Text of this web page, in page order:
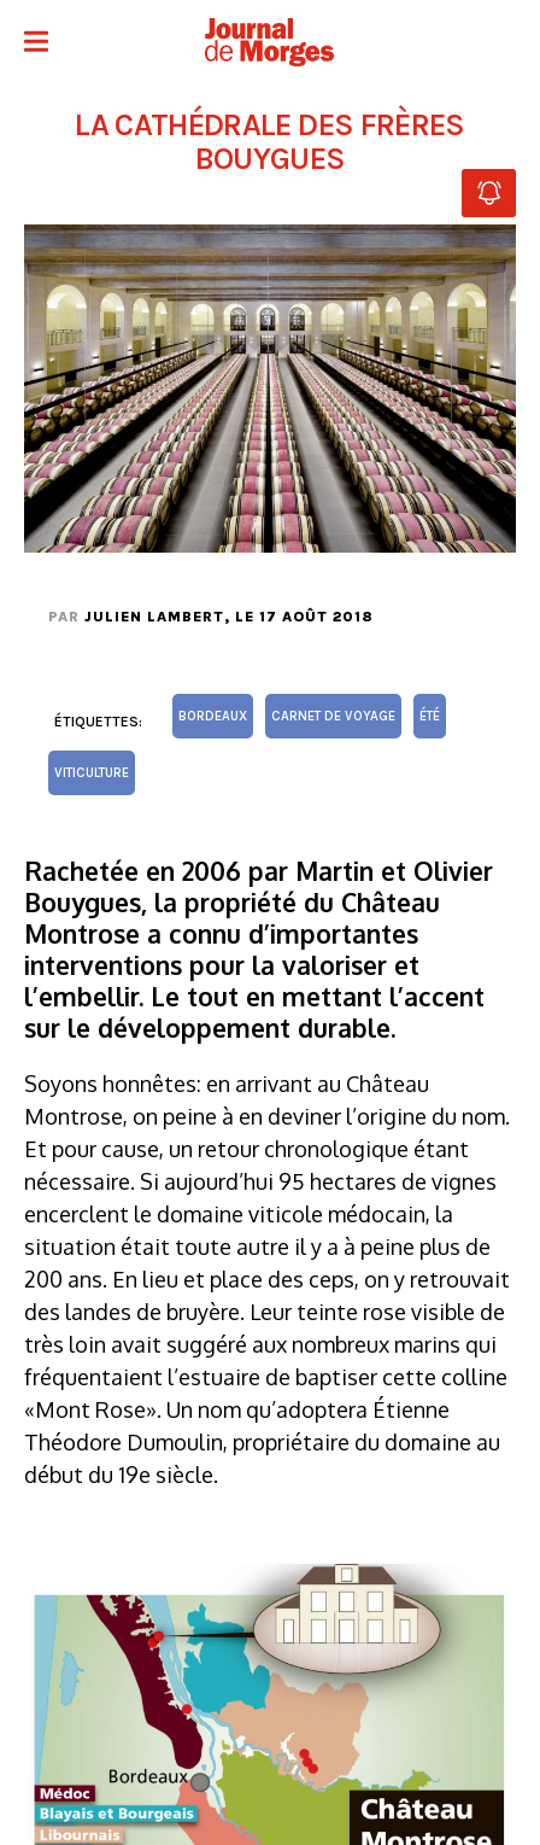
LA CATHÉDRALE DES FRÈRES
BOUYGUES
PAR JULIEN LAMBERT, LE 17 AOÛT 2018
ÉTIQUETTES: BORDEAUX CARNET DE VOYAGE ÉTÉ
VITICULTURE
Rachetée en 2006 par Martin et Olivier
Bouygues, la propriété du Château
Montrose a connu d’importantes
interventions pour la valoriser et
l’embellir. Le tout en mettant l’accent
sur le développement durable.
Soyons honnêtes: en arrivant au Château
Montrose, on peine à en deviner l’origine du nom.
Et pour cause, un retour chronologique étant
nécessaire. Si aujourd’hui 95 hectares de vignes
encerclent le domaine viticole médocain, la
situation était toute autre il y a à peine plus de
200 ans. En lieu et place des ceps, on y retrouvait
des landes de bruyère. Leur teinte rose visible de
très loin avait suggéré aux nombreux marins qui
fréquentaient l’estuaire de baptiser cette colline
«Mont Rose». Un nom qu’adoptera Étienne
Théodore Dumoulin, propriétaire du domaine au
début du 19e siècle.